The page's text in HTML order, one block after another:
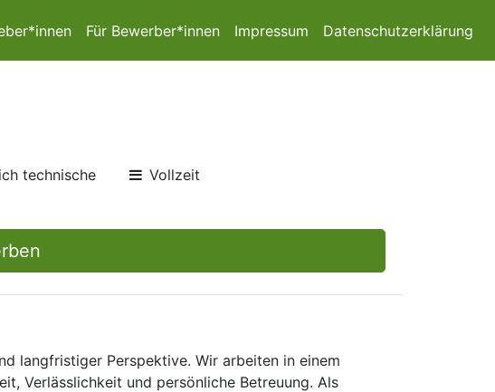
Für Bewerber*innen Impressum Datenschutzerklärung
technische
Vollzeit
langfristiger Perspektive. Wir arbeiten in einem
Verlässlichkeit und persönliche Betreuung. Als